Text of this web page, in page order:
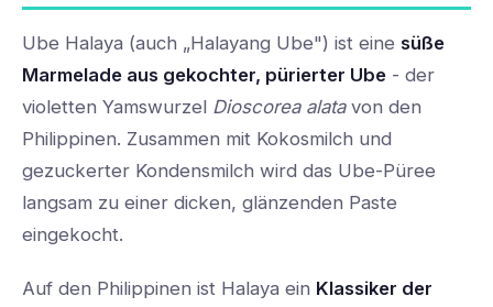
Ube Halaya (auch „Halayang Ube") ist eine süße
Marmelade aus gekochter, pürierter Ube - der
violetten Yamswurzel Dioscorea alatavon den
Philippinen. Zusammen mit Kokosmilch und
gezuckerter Kondensmilch wird das Ube-Püree
langsam zu einer dicken, glänzenden Paste
eingekocht.
Auf den Philippinen ist Halaya ein Klassiker der